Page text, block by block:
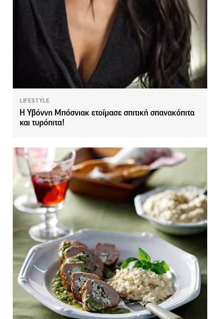
LIFESTYLE
H Υβόννη Μπόσνιακ ετοίμασε σπιτική σπανακόπιτα
και τυρόπιτα!